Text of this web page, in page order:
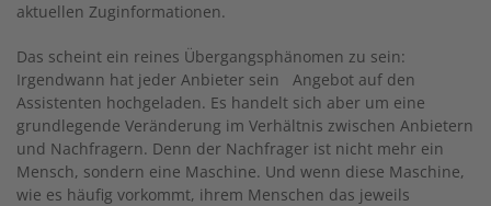
aktuellen Zuginformationen.
Das scheint ein reines Übergangsphänomen zu sein:
Irgendwann hat jeder Anbieter sein Angebot auf den
Assistenten hochgeladen. Es handelt sich aber um eine
grundlegende Veränderung im Verhältnis zwischen Anbietern
und Nachfragern. Denn der Nachfrager ist nicht mehr ein
Mensch, sondern eine Maschine. Und wenn diese Maschine,
wie es häufig vorkommt, ihrem Menschen das jeweils